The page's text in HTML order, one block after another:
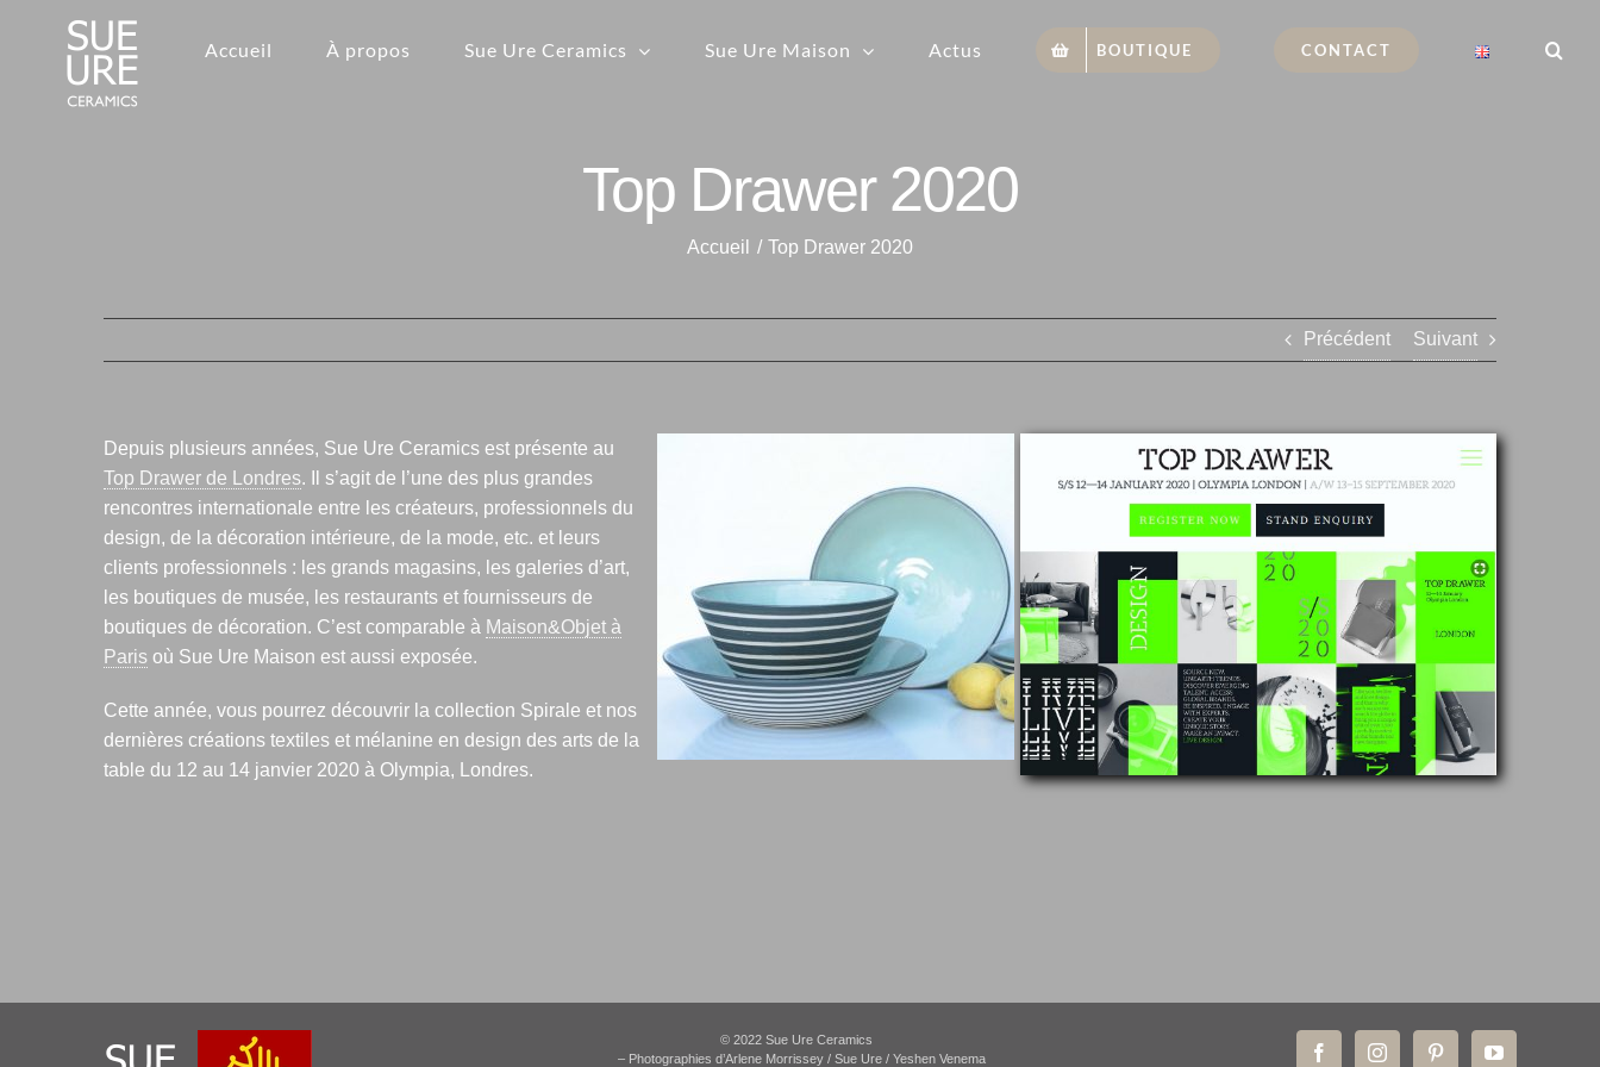
Accueil À propos Sue Ure Ceramics Sue Ure Maison Actus BOUTIQUE CONTACT
Top Drawer 2020
Accueil Top Drawer 2020
Précédent Suivant
l'image
Depuis plusieurs années, Sue Ure Ceramics est présente au
Top Drawer de Londres. Il s’agit de l’une des plus grandes
rencontres internationale entre les créateurs, professionnels du
design, de la décoration intérieure, de la mode, etc. et leurs
clients professionnels : les grands magasins, les galeries d’art,
les boutiques de musée, les restaurants et fournisseurs de
boutiques de décoration. C’est comparable à Maison&Objet à
Paris où Sue Ure Maison est aussi exposée.
Cette année, vous pourrez découvrir la collection Spirale et nos
dernières créations textiles et mélanine en design des arts de la
table du 12 au 14 janvier 2020 à Olympia, Londres.
© 2022 Sue Ure Ceramics
– Photographies d’Arlene Morrissey / Sue Ure / Yeshen Venema